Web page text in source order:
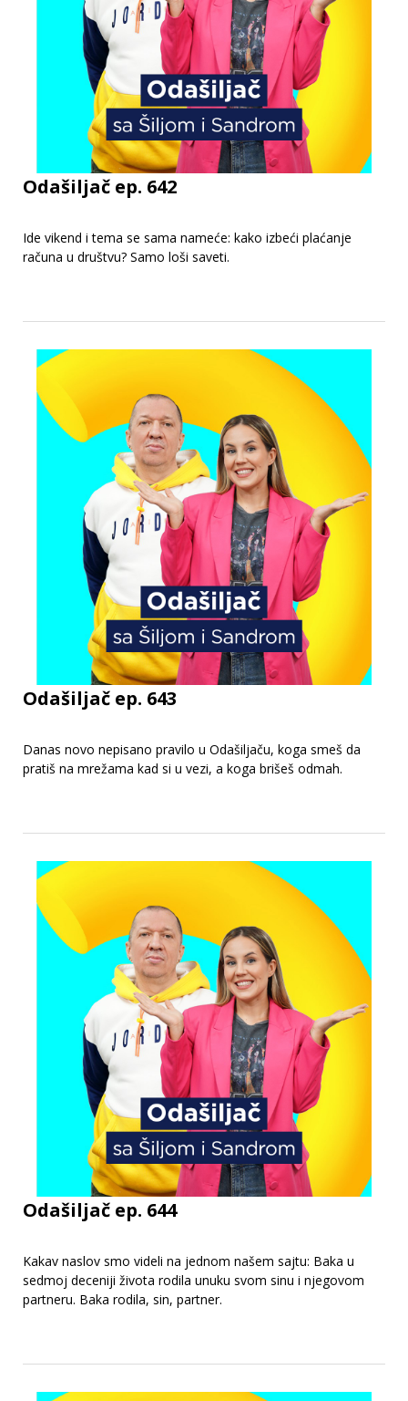
Odašiljač ep. 642
Ide vikend i tema se sama nameće: kako izbeći plaćanje
računa u društvu? Samo loši saveti.
Odašiljač ep. 643
Danas novo nepisano pravilo u Odašiljaču, koga smeš da
pratiš na mrežama kad si u vezi, a koga brišeš odmah.
Odašiljač ep. 644
Kakav naslov smo videli na jednom našem sajtu: Baka u
sedmoj deceniji života rodila unuku svom sinu i njegovom
partneru. Baka rodila, sin, partner.